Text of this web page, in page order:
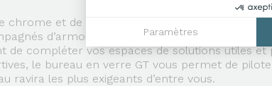
Paramètres
chrome et de verre, le
en
d’armoires, de caissons et de meubles
de compléter vos espaces de solutions utiles
le bureau en verre GT vous permet de
ravira les plus exigeants d’entre vous.